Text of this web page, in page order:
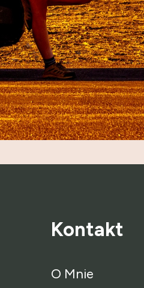
Kontakt
O Mnie